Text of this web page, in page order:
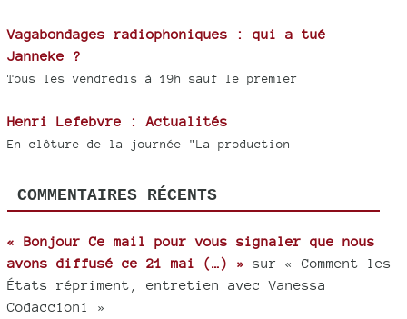
Vagabondages radiophoniques : qui a tué
Janneke ?
Tous les vendredis à 19h sauf le premier
Henri Lefebvre : Actualités
En clôture de la journée "La production
COMMENTAIRES RÉCENTS
« Bonjour Ce mail pour vous signaler que nous
avons diffusé ce 21 mai (…) » sur « Comment les
États répriment, entretien avec Vanessa
Codaccioni »